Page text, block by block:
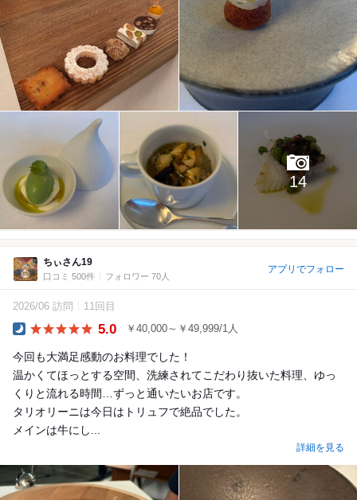
14
ちぃさん19
口コミ 500件 フォロワー 70人
アプリでフォロー
2026/06 訪問 11回目
5.0 ￥40,000～￥49,999/1人
今回も大満足感動のお料理でした！
温かくてほっとする空間、洗練されてこだわり抜いた料理、ゆっ
くりと流れる時間…ずっと通いたいお店です。
タリオリーニは今日はトリュフで絶品でした。
メインは牛にし...
詳細を見る